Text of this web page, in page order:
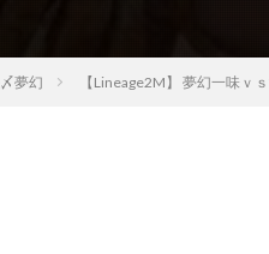
夢幻 【Lineage2M】 夢幻一味ｖ